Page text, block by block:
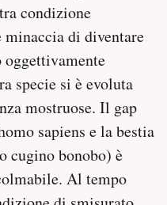
condizione
minaccia di diventare
oggettivamente
specie si è evoluta
mostruose. Il gap
sapiens e la bestia
cugino bonobo) è
Al tempo